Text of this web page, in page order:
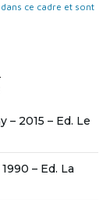
ce cadre et sont
– 2015 – Ed. Le
– Ed. La